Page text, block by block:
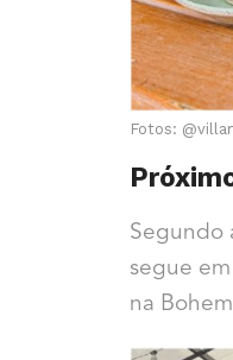
Fotos:
Segundo
segue
na